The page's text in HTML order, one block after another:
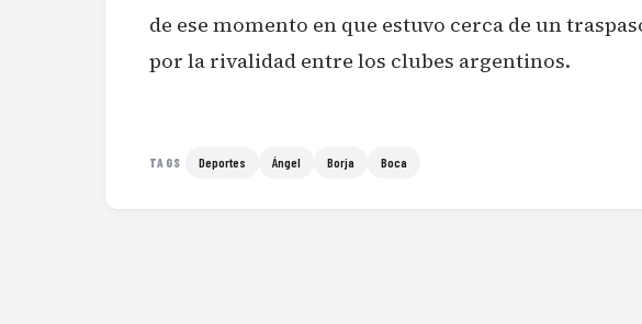
de ese momento en que estuvo cerca de un
por la rivalidad entre los clubes argentinos.
TAGS Deportes Ángel Borja Boca